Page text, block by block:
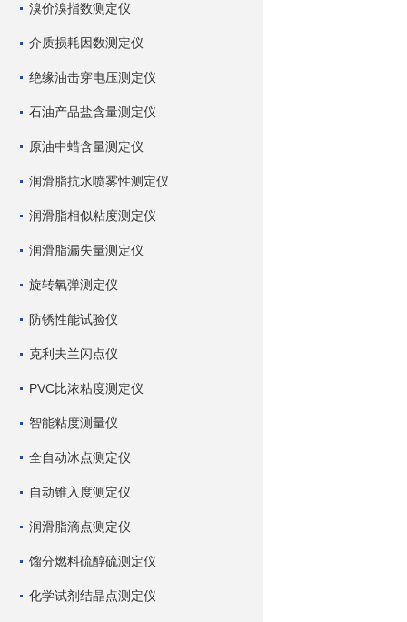
溴价溴指数测定仪
介质损耗因数测定仪
绝缘油击穿电压测定仪
石油产品盐含量测定仪
原油中蜡含量测定仪
润滑脂抗水喷雾性测定仪
润滑脂相似粘度测定仪
润滑脂漏失量测定仪
旋转氧弹测定仪
防锈性能试验仪
克利夫兰闪点仪
PVC比浓粘度测定仪
智能粘度测量仪
全自动冰点测定仪
自动锥入度测定仪
润滑脂滴点测定仪
馏分燃料硫醇硫测定仪
化学试剂结晶点测定仪